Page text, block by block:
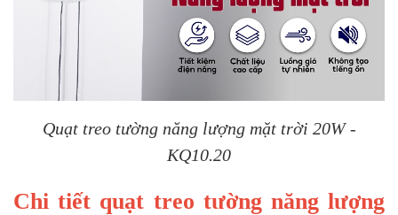
Quạt treo tường năng lượng mặt trời 20W -
KQ10.20
Chi tiết quạt treo tường năng lượng